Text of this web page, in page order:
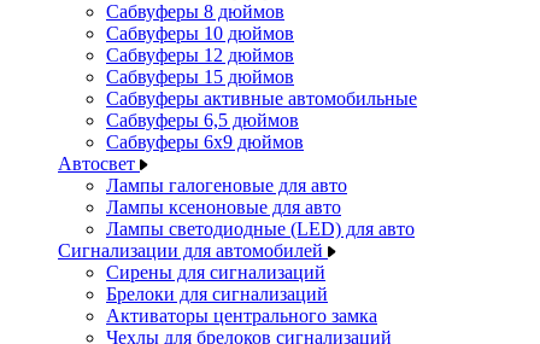
Сабвуферы 8 дюймов
Сабвуферы 10 дюймов
Сабвуферы 12 дюймов
Сабвуферы 15 дюймов
Сабвуферы активные автомобильные
Сабвуферы 6,5 дюймов
Сабвуферы 6x9 дюймов
Автосвет
Лампы галогеновые для авто
Лампы ксеноновые для авто
Лампы светодиодные (LED) для авто
Сигнализации для автомобилей
Сирены для сигнализаций
Брелоки для сигнализаций
Активаторы центрального замка
Чехлы для брелоков сигнализаций